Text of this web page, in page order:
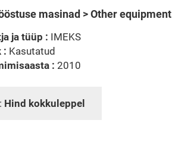
masinad > Other equipment
ja tüüp : IMEKS
: Kasutatud
: 2010
Hind kokkuleppel